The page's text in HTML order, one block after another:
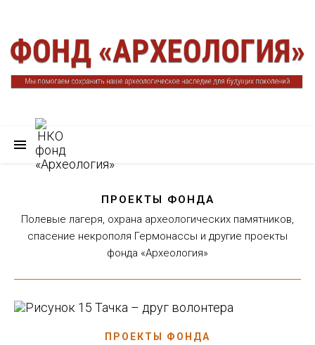
ПРОЕКТЫ ФОНДА
Полевые лагеря, охрана археологических памятников,
спасение некрополя Гермонассы и другие проекты
фонда «Археология»
ПРОЕКТЫ ФОНДА